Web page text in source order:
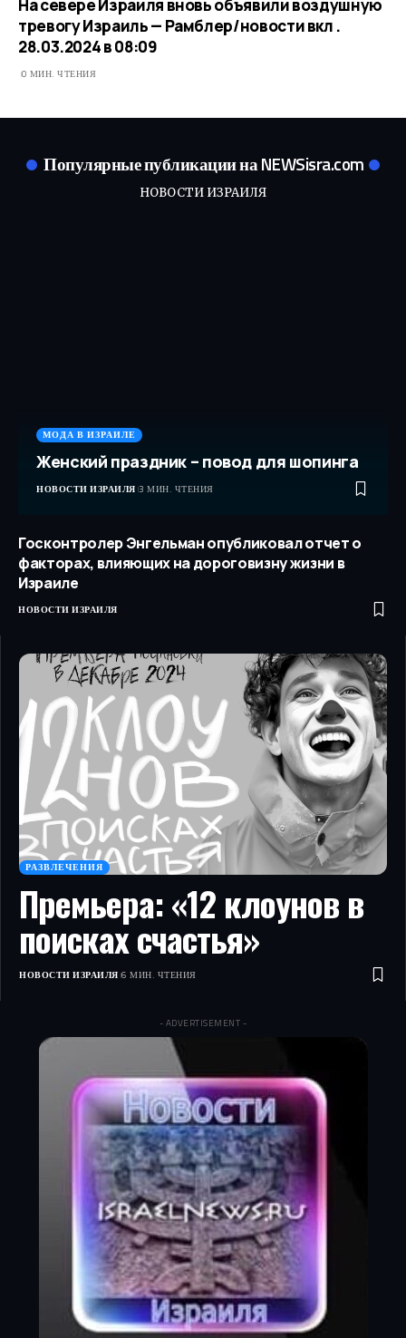
На севере Израиля вновь объявили воздушную
тревогу Израиль — Рамблер/новости вкл .
28.03.2024 в 08:09
0 МИН. ЧТЕНИЯ
Популярные публикации на NEWSisra.com
НОВОСТИ ИЗРАИЛЯ
МОДА В ИЗРАИЛЕ
Женский праздник – повод для шопинга
НОВОСТИ ИЗРАИЛЯ 3 МИН. ЧТЕНИЯ
Госконтролер Энгельман опубликовал отчет о
факторах, влияющих на дороговизну жизни в
Израиле
НОВОСТИ ИЗРАИЛЯ
РАЗВЛЕЧЕНИЯ
Премьера: «12 клоунов в
поисках счастья»
НОВОСТИ ИЗРАИЛЯ 6 МИН. ЧТЕНИЯ
- ADVERTISEMENT -